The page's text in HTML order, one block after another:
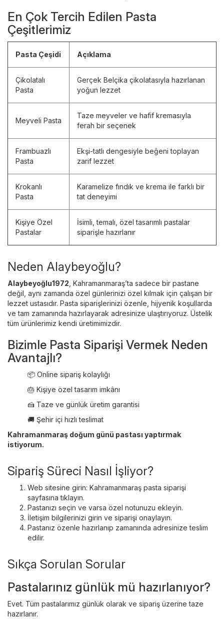
En Çok Tercih Edilen Pasta
Çeşitlerimiz
Pasta Çeşidi Açıklama
Çikolatalı
Pasta
Gerçek Belçika çikolatasıyla hazırlanan
yoğun lezzet
Meyveli Pasta
Taze meyveler ve hafif kremasıyla
ferah bir seçenek
Frambuazlı
Pasta
Ekşi-tatlı dengesiyle beğeni toplayan
zarif lezzet
Krokanlı
Pasta
Karamelize fındık ve krema ile farklı bir
tat deneyimi
Kişiye Özel
Pastalar
İsimli, temalı, özel tasarımlı pastalar
siparişle hazırlanır
Neden Alaybeyoğlu?
Alaybeyoğlu1972 , Kahramanmaraş’ta sadece bir pastane
değil, aynı zamanda özel günlerinizi özel kılmak için çalışan bir
lezzet ustasıdır. Pasta siparişlerinizi özenle, hijyenik koşullarda
ve tam zamanında hazırlayarak adresinize ulaştırıyoruz. Üstelik
tüm ürünlerimiz kendi üretimimizdir.
Bizimle Pasta Siparişi Vermek Neden
Avantajlı?
📦 Online sipariş kolaylığı
🎂 Kişiye özel tasarım imkânı
🍰 Taze ve günlük üretim garantisi
🚚 Şehir içi hızlı teslimat
Kahramanmaraş doğum günü pastası yaptırmak
istiyorum.
Sipariş Süreci Nasıl İşliyor?
Web sitesine girin: Kahramanmaraş pasta siparişi
sayfasına tıklayın.
Pastanızı seçin ve varsa özel notunuzu ekleyin.
İletişim bilgilerinizi girin ve siparişi onaylayın.
Pastanız özenle hazırlanıp zamanında adresinize teslim
edilir.
Sıkça Sorulan Sorular
Pastalarınız günlük mü hazırlanıyor?
Evet. Tüm pastalarımız günlük olarak ve sipariş üzerine taze
hazırlanır.